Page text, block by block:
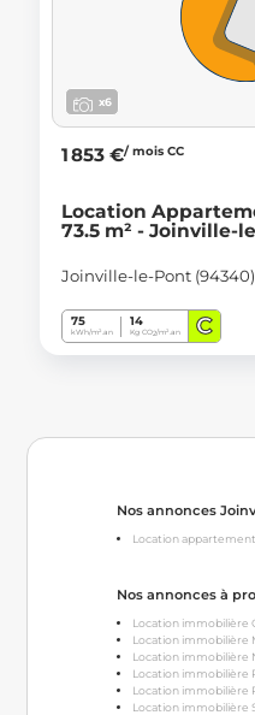
x6
1 853 €/ mois CC
Location
73.5 m² - Joinville-
Joinville-le-Pont (94340)
75
kWh/m².an
14
Kg CO2/m².an C
Nos annonces
Location
Nos annonces à
Location immobilière
Location immobilière
Location immobilière
Location immobilière
Location immobilière
Location immobilière